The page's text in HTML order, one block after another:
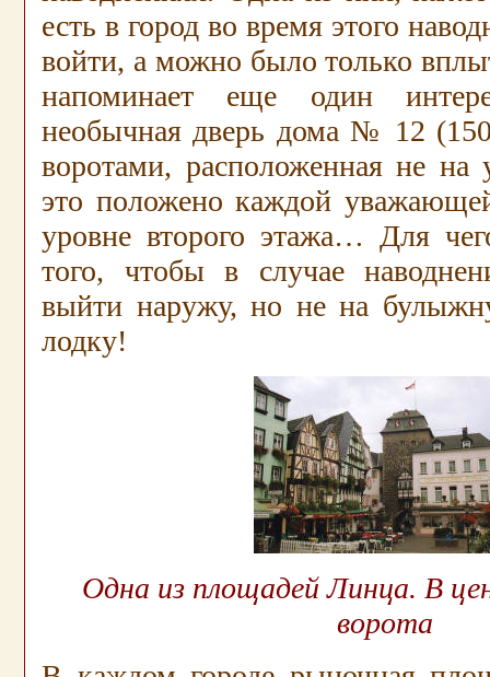
есть в город во время этого
войти, а можно было только
напоминает еще один
необычная дверь дома № 12
воротами, расположенная не на
это положено каждой
уровне второго этажа… Для
того, чтобы в случае
выйти наружу, но не на
лодку!
Одна из площадей Линца. В
ворота